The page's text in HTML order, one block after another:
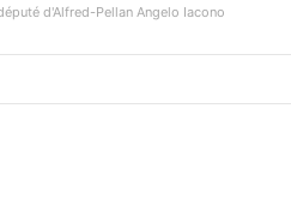
d'Alfred-Pellan Angelo Iacono